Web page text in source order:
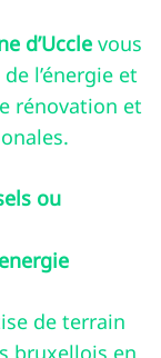
d’Uccle vous
l’énergie et
rénovation et
ou
de terrain